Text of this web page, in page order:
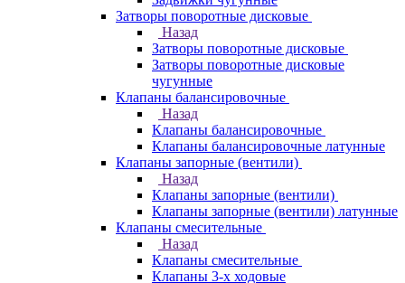
Затворы поворотные дисковые
Назад
Затворы поворотные дисковые
Затворы поворотные дисковые
чугунные
Клапаны балансировочные
Назад
Клапаны балансировочные
Клапаны балансировочные латунные
Клапаны запорные (вентили)
Назад
Клапаны запорные (вентили)
Клапаны запорные (вентили) латунные
Клапаны смесительные
Назад
Клапаны смесительные
Клапаны 3-х ходовые